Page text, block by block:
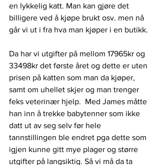
en lykkelig katt. Man kan gjøre det
billigere ved å kjøpe brukt osv. men nå
går vi ut i fra hva man kjøper i en butikk.
Da har vi utgifter på mellom 17965kr og
33498kr det første året og dette er uten
prisen på katten som man da kjøper,
samt om uhellet skjer og man trenger
feks veterinær hjelp.  Med James måtte
han inn å trekke babytenner som ikke
datt ut av seg selv før hele
tannstillingen ble endret pga dette som
igjen kunne gitt mye plager og større
utgifter på langsiktig. Så vi må da ta